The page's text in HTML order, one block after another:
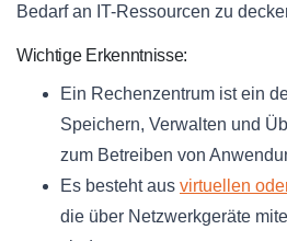
Bedarf an IT-Ressourcen zu
Wichtige Erkenntnisse:
Ein Rechenzentrum ist ein
Speichern, Verwalten und
zum Betreiben von
Es besteht aus virtuellen
die über Netzwerkgeräte